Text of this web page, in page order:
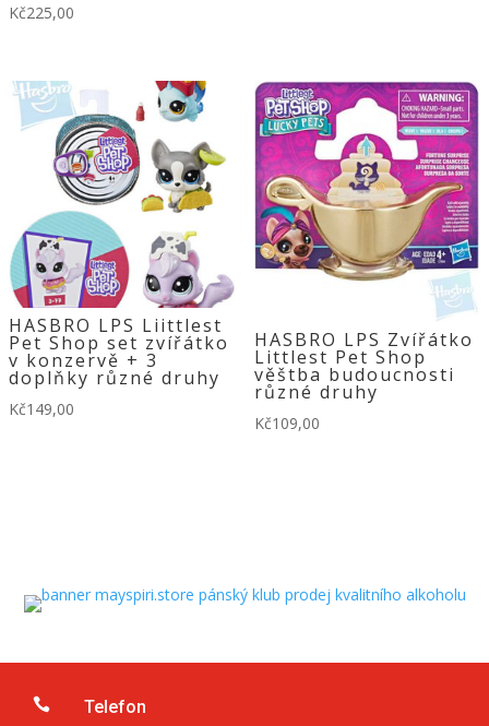
Kč225,00
HASBRO LPS Liittlest
Pet Shop set zvířátko
v konzervě + 3
doplňky různé druhy
Kč149,00
HASBRO LPS Zvířátko
Littlest Pet Shop
věštba budoucnosti
různé druhy
Kč109,00

Telefon